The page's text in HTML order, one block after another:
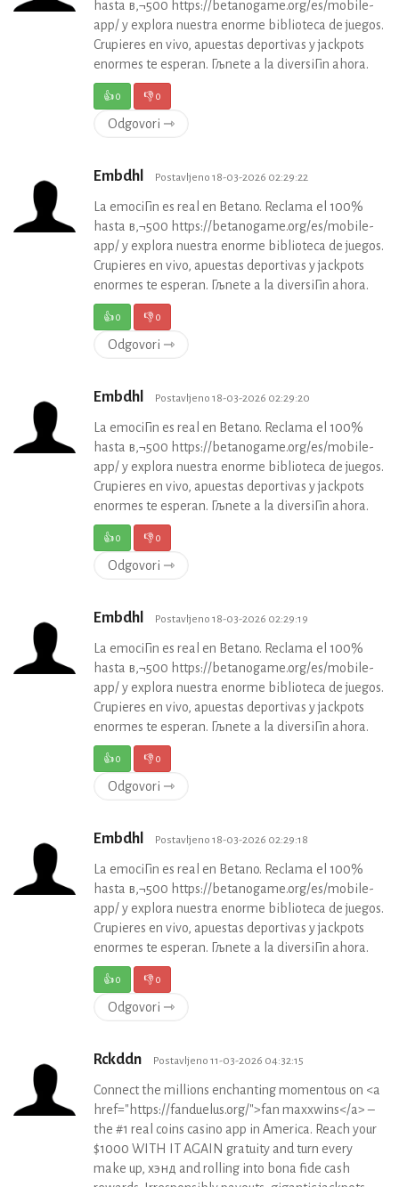
hasta в‚¬500 https://betanogame.org/es/mobile-
app/ y explora nuestra enorme biblioteca de juegos.
Crupieres en vivo, apuestas deportivas y jackpots
enormes te esperan. Гљnete a la diversiГіn ahora.
👍0 👎0
Odgovori ⇾
Embdhl Postavljeno 18-03-2026 02:29:22
La emociГіn es real en Betano. Reclama el 100%
hasta в‚¬500 https://betanogame.org/es/mobile-
app/ y explora nuestra enorme biblioteca de juegos.
Crupieres en vivo, apuestas deportivas y jackpots
enormes te esperan. Гљnete a la diversiГіn ahora.
👍0 👎0
Odgovori ⇾
Embdhl Postavljeno 18-03-2026 02:29:20
La emociГіn es real en Betano. Reclama el 100%
hasta в‚¬500 https://betanogame.org/es/mobile-
app/ y explora nuestra enorme biblioteca de juegos.
Crupieres en vivo, apuestas deportivas y jackpots
enormes te esperan. Гљnete a la diversiГіn ahora.
👍0 👎0
Odgovori ⇾
Embdhl Postavljeno 18-03-2026 02:29:19
La emociГіn es real en Betano. Reclama el 100%
hasta в‚¬500 https://betanogame.org/es/mobile-
app/ y explora nuestra enorme biblioteca de juegos.
Crupieres en vivo, apuestas deportivas y jackpots
enormes te esperan. Гљnete a la diversiГіn ahora.
👍0 👎0
Odgovori ⇾
Embdhl Postavljeno 18-03-2026 02:29:18
La emociГіn es real en Betano. Reclama el 100%
hasta в‚¬500 https://betanogame.org/es/mobile-
app/ y explora nuestra enorme biblioteca de juegos.
Crupieres en vivo, apuestas deportivas y jackpots
enormes te esperan. Гљnete a la diversiГіn ahora.
👍0 👎0
Odgovori ⇾
Rckddn Postavljeno 11-03-2026 04:32:15
Connect the millions enchanting momentous on <a
href="https://fanduelus.org/">fan maxxwins</a> –
the #1 real coins casino app in America. Reach your
$1000 WITH IT AGAIN gratuity and turn every
make up, хэнд and rolling into bona fide cash